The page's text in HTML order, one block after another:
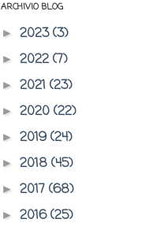
ARCHIVIO BLOG
► 2023(3)
► 2022(7)
► 2021 (23)
► 2020 (22)
► 2019(24)
► 2018 (45)
► 2017 (68)
► 2016(25)